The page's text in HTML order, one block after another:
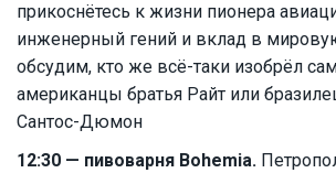
прикоснётесь к жизни пионера
инженерный гений и вклад в
обсудим, кто же всё-таки изобрёл
американцы братья Райт или
Сантос-Дюмон
12:30 — пивоварня Bohemia.